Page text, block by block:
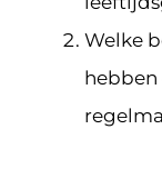
Welke
hebben